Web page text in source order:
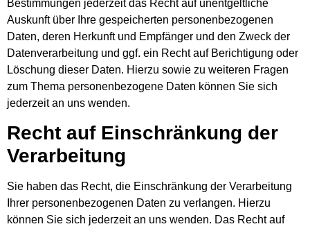
Bestimmungen jederzeit das Recht auf unentgeltliche
Auskunft über Ihre gespeicherten personenbezogenen
Daten, deren Herkunft und Empfänger und den Zweck der
Datenverarbeitung und ggf. ein Recht auf Berichtigung oder
Löschung dieser Daten. Hierzu sowie zu weiteren Fragen
zum Thema personenbezogene Daten können Sie sich
jederzeit an uns wenden.
Recht auf Einschränkung der
Verarbeitung
Sie haben das Recht, die Einschränkung der Verarbeitung
Ihrer personenbezogenen Daten zu verlangen. Hierzu
können Sie sich jederzeit an uns wenden. Das Recht auf